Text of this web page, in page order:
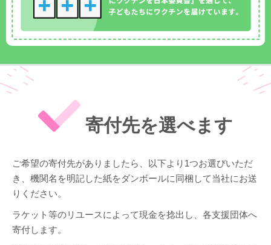
寄付先を選べます
ご希望の寄付先がありましたら、以下より1つお選びいただ
き、機関名を明記した紙をダンボールに同梱して当社にお送
りください。
ラケット等のリユースによって現金を捻出し、各支援団体へ
寄付します。